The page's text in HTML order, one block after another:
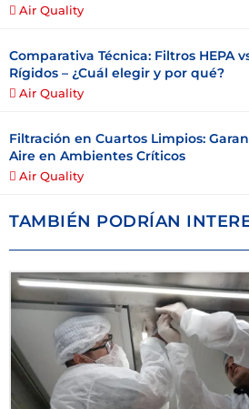
Air Quality
Comparativa Técnica: Filtros HEPA
Rígidos – ¿Cuál elegir y por qué?
Air Quality
Filtración en Cuartos Limpios:
Aire en Ambientes Críticos
Air Quality
TAMBIÉN PODRÍAN